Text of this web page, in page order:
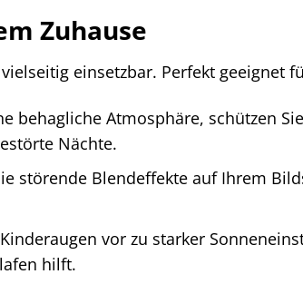
Zuhause
einsetzbar. Perfekt geeignet
behagliche Atmosphäre, schützen
Nächte.
störende Blendeffekte auf Ihrem
vor zu starker
hilft.